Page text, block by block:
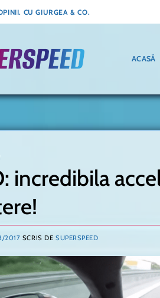
CU GIURGEA & CO.
ACASĂ
incredibila
2017 SCRIS DE SUPERSPEED